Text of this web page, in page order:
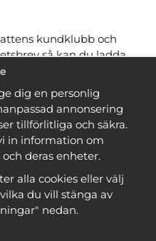
kundklubb och
så kan du ladda
och få många
Du ser vilka som
ärinloggad.
dig en personlig
annonsering
tillförlitliga och säkra.
in information om
deras enheter.
alla cookies eller välj
du vill stänga av
nedan.